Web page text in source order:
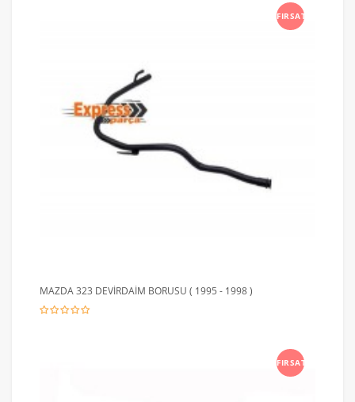
FIRSAT
MAZDA 323 DEVİRDAİM BORUSU ( 1995 - 1998 )
FIRSAT